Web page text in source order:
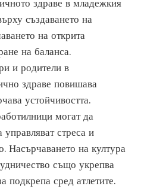
здраве в младежкия
създаването на
на открита
на баланса.
и родители в
здраве повишава
устойчивостта.
могат да
управляват стреса и
Насърчаването на култура
също укрепва
подкрепа сред атлетите.